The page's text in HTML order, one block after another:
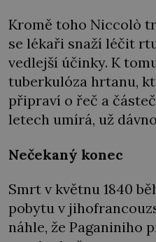
Kromě toho Niccolò
se lékaři snaží léčit
vedlejší účinky. K
tuberkulóza hrtanu,
připraví o řeč a
letech umírá, už
Nečekaný konec
Smrt v květnu 1840
pobytu v
náhle, že Paganiniho